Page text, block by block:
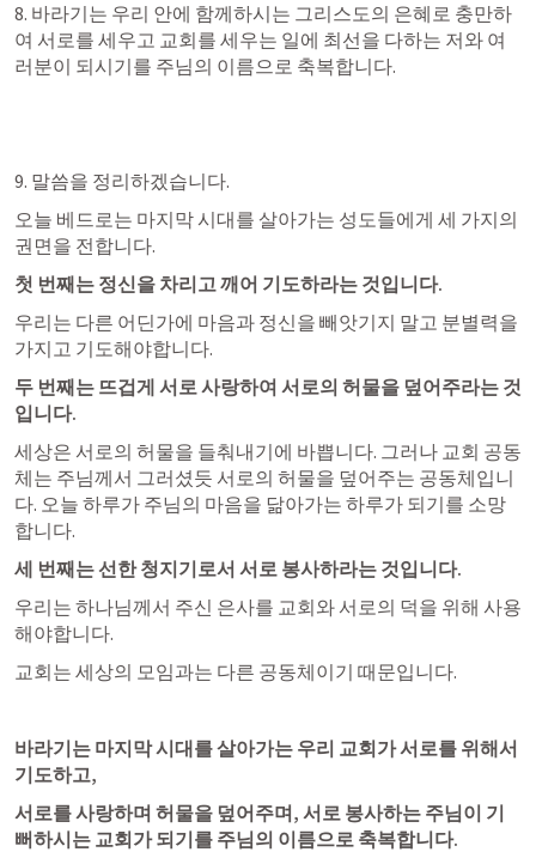
8. 바라기는 우리 안에 함께하시는 그리스도의 은혜로 충만하
여 서로를 세우고 교회를 세우는 일에 최선을 다하는 저와 여
러분이 되시기를 주님의 이름으로 축복합니다.
9. 말씀을 정리하겠습니다.
오늘 베드로는 마지막 시대를 살아가는 성도들에게 세 가지의
권면을 전합니다.
첫 번째는 정신을 차리고 깨어 기도하라는 것입니다.
우리는 다른 어딘가에 마음과 정신을 빼앗기지 말고 분별력을
가지고 기도해야합니다.
두 번째는 뜨겁게 서로 사랑하여 서로의 허물을 덮어주라는 것
입니다.
세상은 서로의 허물을 들춰내기에 바쁩니다. 그러나 교회 공동
체는 주님께서 그러셨듯 서로의 허물을 덮어주는 공동체입니
다. 오늘 하루가 주님의 마음을 닮아가는 하루가 되기를 소망
합니다.
세 번째는 선한 청지기로서 서로 봉사하라는 것입니다.
우리는 하나님께서 주신 은사를 교회와 서로의 덕을 위해 사용
해야합니다.
교회는 세상의 모임과는 다른 공동체이기 때문입니다.
바라기는 마지막 시대를 살아가는 우리 교회가 서로를 위해서
기도하고,
서로를 사랑하며 허물을 덮어주며, 서로 봉사하는 주님이 기
뻐하시는 교회가 되기를 주님의 이름으로 축복합니다.